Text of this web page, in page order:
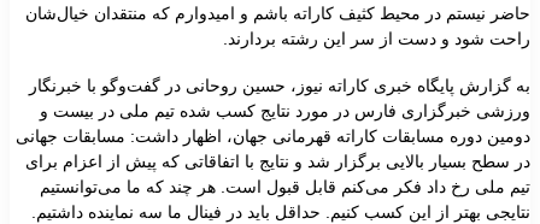
حاضر نیستم در محیط کثیف کاراته باشم و امیدوارم که منتقدان خیال‌شان
راحت شود و دست از سر این رشته بردارند.
به گزارش پایگاه خبری کاراته نیوز، حسین روحانی در گفت‌وگو با خبرنگار
ورزشی خبرگزاری فارس در مورد نتایج کسب شده تیم ملی در بیست و
دومین دوره مسابقات کاراته قهرمانی جهان، اظهار داشت: مسابقات جهانی
در سطح بسیار بالایی برگزار شد و نتایج با اتفاقاتی که پیش از اعزام برای
تیم ملی رخ داد فکر می‌کنم قابل قبول است. هر چند که ما می‌توانستیم
نتایجی بهتر از این کسب کنیم. حداقل باید در فینال ما سه نماینده داشتیم.